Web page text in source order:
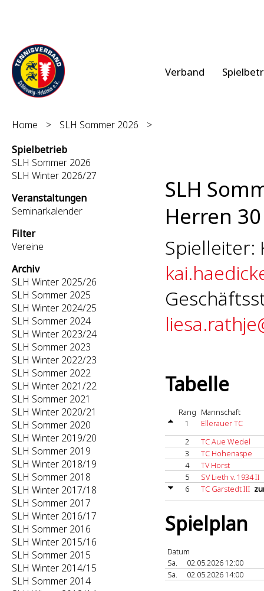
Verband
Home > SLH Sommer 2026
>
Spielbetrieb
SLH Sommer 2026
SLH Winter 2026/27
Veranstaltungen
Seminarkalender
Filter
Vereine
Archiv
SLH Winter 2025/26
SLH Sommer 2025
SLH Winter 2024/25
SLH Sommer 2024
SLH Winter 2023/24
SLH Sommer 2023
SLH Winter 2022/23
SLH Sommer 2022
SLH Winter 2021/22
SLH Sommer 2021
SLH Winter 2020/21
SLH Sommer 2020
SLH Winter 2019/20
SLH Sommer 2019
SLH Winter 2018/19
SLH Sommer 2018
SLH Winter 2017/18
SLH Sommer 2017
SLH Winter 2016/17
SLH Sommer 2016
SLH Winter 2015/16
SLH Sommer 2015
SLH Winter 2014/15
SLH Sommer 2014
SLH
Herren
Spielleiter:
Tabelle
Rang Mannschaft
1
Ellerauer TC
2
TC Aue Wedel
3
TC Hohenaspe
4
TV Horst
5
SV Lieth v. 1934 II
6
TC Garstedt III
Spielplan
Datum
Sa.
02.05.2026 12:00
Sa.
02.05.2026 14:00